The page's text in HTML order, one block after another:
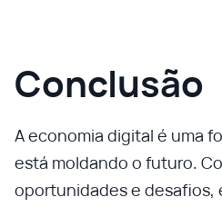
Conclusão
A economia digital é uma
está moldando o futuro.
oportunidades e desafios,